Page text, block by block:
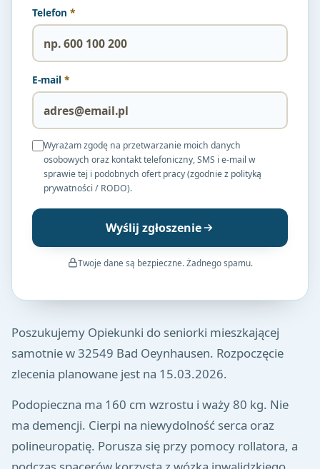
Telefon *
E-mail *
Wyrażam zgodę na przetwarzanie moich danych
osobowych oraz kontakt telefoniczny, SMS i e-mail w
sprawie tej i podobnych ofert pracy (zgodnie z polityką
prywatności / RODO).
Wyślij zgłoszenie
Twoje dane są bezpieczne. Żadnego spamu.
Poszukujemy Opiekunki do seniorki mieszkającej
samotnie w 32549 Bad Oeynhausen. Rozpoczęcie
zlecenia planowane jest na 15.03.2026.
Podopieczna ma 160 cm wzrostu i waży 80 kg. Nie
ma demencji. Cierpi na niewydolność serca oraz
polineuropatię. Porusza się przy pomocy rollatora, a